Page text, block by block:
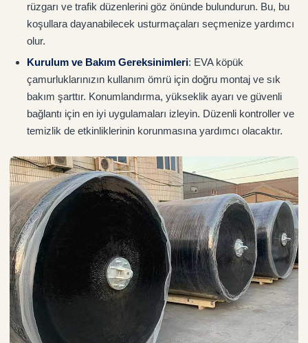
rüzgarı ve trafik düzenlerini göz önünde bulundurun. Bu, bu
koşullara dayanabilecek usturmaçaları seçmenize yardımcı
olur.
Kurulum ve Bakım Gereksinimleri: EVA köpük
çamurluklarınızın kullanım ömrü için doğru montaj ve sık
bakım şarttır. Konumlandırma, yükseklik ayarı ve güvenli
bağlantı için en iyi uygulamaları izleyin. Düzenli kontroller ve
temizlik de etkinliklerinin korunmasına yardımcı olacaktır.